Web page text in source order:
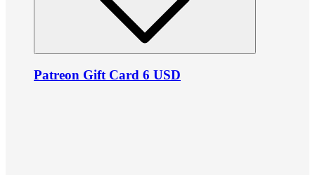
Patreon Gift Card 6 USD